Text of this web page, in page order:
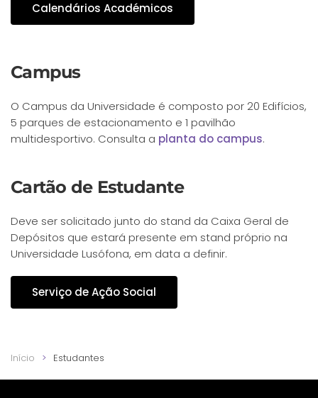
Calendários Académicos
Campus
O Campus da Universidade é composto por 20 Edifícios,
5 parques de estacionamento e 1 pavilhão
multidesportivo. Consulta a planta do campus.
Cartão de Estudante
Deve ser solicitado junto do stand da Caixa Geral de
Depósitos que estará presente em stand próprio na
Universidade Lusófona, em data a definir.
Serviço de Ação Social
Início Estudantes